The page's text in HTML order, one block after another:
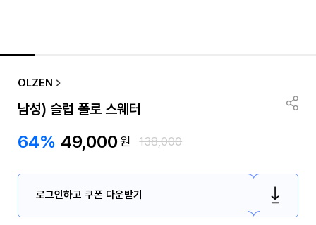
OLZEN
남성) 슬럽 폴로 스웨터
64% 49,000원 138,000
로그인하고 쿠폰 다운받기